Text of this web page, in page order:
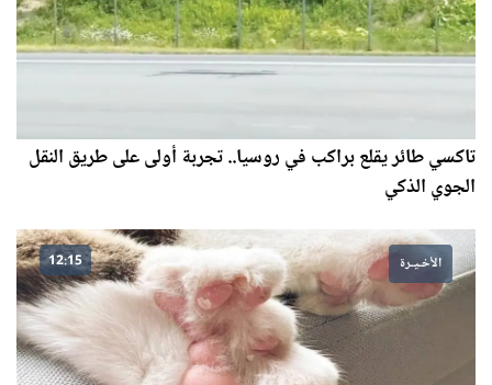
تاكسي طائر يقلع براكب في روسيا.. تجربة أولى على طريق النقل
الجوي الذكي
الأخـيـرة 12:15